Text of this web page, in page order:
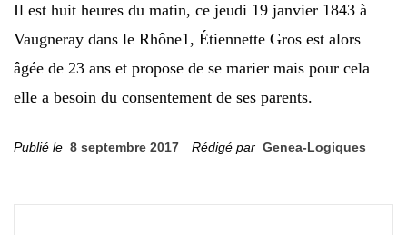
Il est huit heures du matin, ce jeudi 19 janvier 1843 à
Vaugneray dans le Rhône1, Étiennette Gros est alors
âgée de 23 ans et propose de se marier mais pour cela
elle a besoin du consentement de ses parents.
Publié le 8 septembre 2017 Rédigé par Genea-Logiques